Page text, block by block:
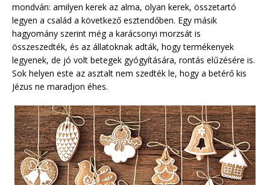
mondván: amilyen kerek az alma, olyan kerek, összetartó
legyen a család a következő esztendőben. Egy másik
hagyomány szerint még a karácsonyi morzsát is
összeszedték, és az állatoknak adták, hogy termékenyek
legyenek, de jó volt betegek gyógyítására, rontás elűzésére is.
Sok helyen este az asztalt nem szedték le, hogy a betérő kis
Jézus ne maradjon éhes.